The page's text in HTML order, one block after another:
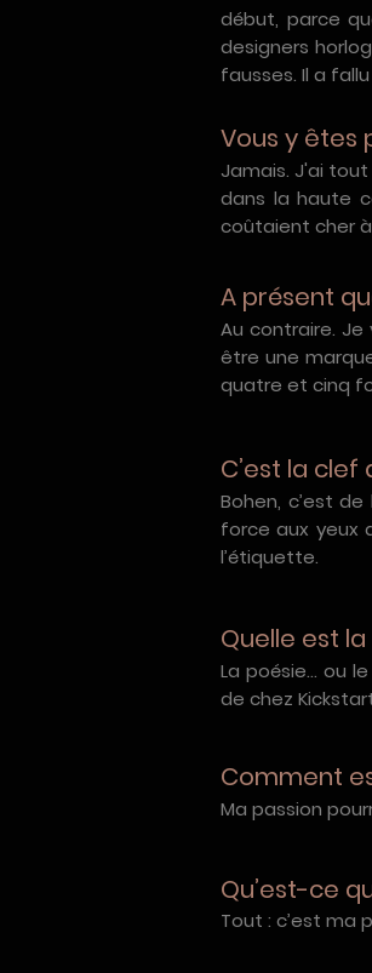
début, parce
designers
fausses. Il a
Vous y êtes
Jamais. J'ai
dans la haute
coûtaient cher
A présent
Au contraire.
être une
quatre et cinq
C’est la clef
Bohen, c’est
force aux yeux
l’étiquette.
Quelle est
La poésie... ou
de chez
Comment
Ma passion
Qu’est-ce
Tout : c’est ma